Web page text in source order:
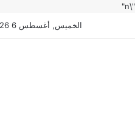
"\n"
الخميس, أغسطس 6 2026